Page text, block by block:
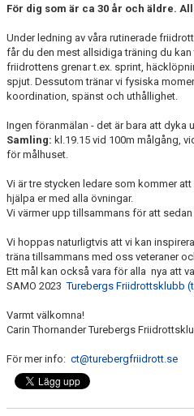
För dig som är ca 30 år och äldre.
Under ledning av våra rutinerade
får du den mest allsidiga träning du
friidrottens grenar t.ex. sprint,
spjut. Dessutom tränar vi fysiska
koordination, spänst och uthållighet.
Ingen föranmälan - det är bara att dyka
Samling: kl.19.15 vid 100m målgång,
för målhuset.
Vi är tre stycken ledare som kommer
hjälpa er med alla övningar.
Vi värmer upp tillsammans för att
Vi hoppas naturligtvis att vi kan
träna tillsammans med oss veteraner
Ett mål kan också vara för alla nya att
SAMO 2023Turebergs Friidrottsklubb
Varmt välkomna!
Carin Thornander Turebergs
För mer info: ct@turebergfriidrott.se